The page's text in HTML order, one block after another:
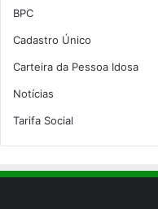
BPC
Cadastro Único
Carteira da Pessoa Idosa
Notícias
Tarifa Social